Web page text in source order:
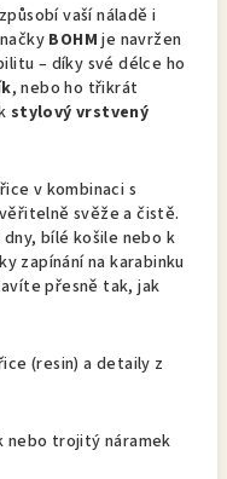
vaší náladě i
BOHM je navržen
– díky své délce ho
, nebo ho třikrát
stylový vrstvený
v kombinaci s
svěže a čistě.
bílé košile nebo k
zapínání na karabinku
přesně tak, jak
(resin) a detaily z
nebo trojitý náramek